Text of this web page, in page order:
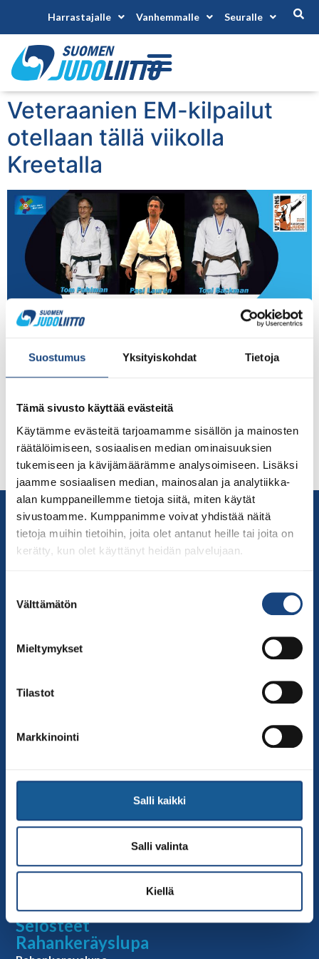
Suostumus Yksityiskohdat Tietoja
Tämä sivusto käyttää evästeitä
Käytämme evästeitä tarjoamamme sisällön ja mainosten
räätälöimiseen, sosiaalisen median ominaisuuksien
tukemiseen ja kävijämäärämme analysoimiseen. Lisäksi
jaamme sosiaalisen median, mainosalan ja analytiikka-
alan kumppaneillemme tietoja siitä, miten käytät
sivustoamme. Kumppanimme voivat yhdistää näitä
tietoja muihin tietoihin, joita olet antanut heille tai joita on
kerätty, kun olet käyttänyt heidän palvelujaan.
valinta
Välttämätön
Mieltymykset
Tilastot
Markkinointi
Salli kaikki
Salli valinta
Kiellä
Harrastajalle Vanhemmalle Seuralle
Veteraanien EM-kilpailut
otellaan tällä viikolla
Kreetalla
2.6.-5.6.202 Kreetan saarella, Heraklionissa Kreikassa.
alle 73 kg Toni Bäckman (Hangon Hyrskyt) M3, alle 81
Pahlman ottelevat torstaina 2.6. ja Bäckman perjantaina
3.6. ”Kaikki suomalaiset judokat lähtevät EM-kilpailuun
tavoitteella […]
Yhteystiedot
Suomen Judoliitto
Olympiastadion
Kumppanit
Tapahtumakalenteri
Linkkejä
Judoliiton uutiset
Materiaalit
Judoliiton vanhat sivut
Selosteet
Rahankeräyslupa